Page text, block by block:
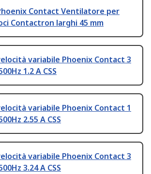
Contact Ventilatore per
Contactron larghi 45 mm
variabile Phoenix Contact 3
1.2 A CSS
variabile Phoenix Contact 1
2.55 A CSS
variabile Phoenix Contact 3
3.24 A CSS